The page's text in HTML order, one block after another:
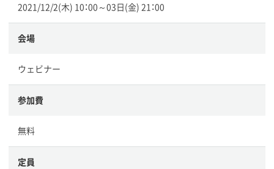
2021/12/2(木) 10：00～03日(金) 21：00
会場
ウェビナー
参加費
無料
定員